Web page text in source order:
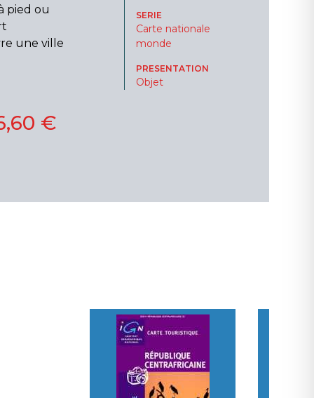
pied ou
une ville
SERIE
Carte nationale
monde
PRESENTATION
Objet
€